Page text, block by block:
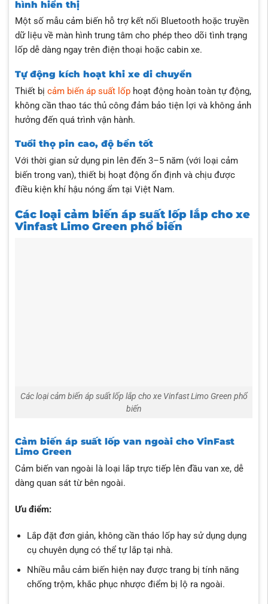
hình hiển thị
Một số mẫu cảm biến hỗ trợ kết nối Bluetooth hoặc truyền
dữ liệu về màn hình trung tâm cho phép theo dõi tình trạng
lốp dễ dàng ngay trên điện thoại hoặc cabin xe.
Tự động kích hoạt khi xe di chuyển
Thiết bị cảm biến áp suất lốphoạt động hoàn toàn tự động,
không cần thao tác thủ công đảm bảo tiện lợi và không ảnh
hưởng đến quá trình vận hành.
Tuổi thọ pin cao, độ bền tốt
Với thời gian sử dụng pin lên đến 3–5 năm (với loại cảm
biến trong van), thiết bị hoạt động ổn định và chịu được
điều kiện khí hậu nóng ẩm tại Việt Nam.
Các loại cảm biến áp suất lốp lắp cho xe
Vinfast Limo Green phổ biến
Các loại cảm biến áp suất lốp lắp cho xe Vinfast Limo Green phổ
biến
Cảm biến áp suất lốp van ngoài cho VinFast
Limo Green
Cảm biến van ngoài là loại lắp trực tiếp lên đầu van xe, dễ
dàng quan sát từ bên ngoài.
Ưu điểm:
Lắp đặt đơn giản, không cần tháo lốp hay sử dụng dụng
cụ chuyên dụng có thể tự lắp tại nhà.
Nhiều mẫu cảm biến hiện nay được trang bị tính năng
chống trộm, khắc phục nhược điểm bị lộ ra ngoài.